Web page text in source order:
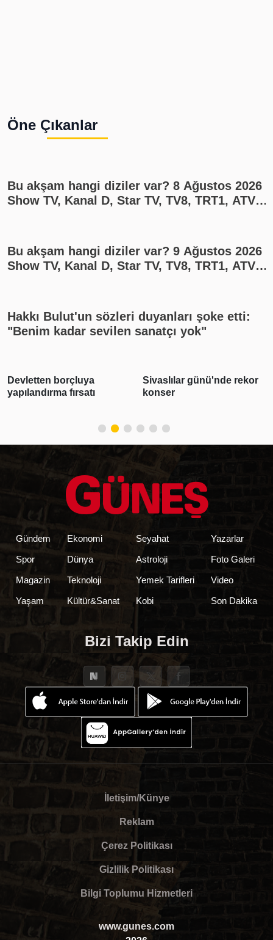
Öne Çıkanlar
Bu akşam hangi diziler var? 8 Ağustos 2026
Show TV, Kanal D, Star TV, TV8, TRT1, ATV
Bu akşam hangi diziler var? 9 Ağustos 2026
Show TV, Kanal D, Star TV, TV8, TRT1, ATV
Hakkı Bulut'un sözleri duyanları şoke etti:
"Benim kadar sevilen sanatçı yok"
Sivaslılar günü'nde rekor
konser
Genç fenomen
Gündem
Spor
Magazin
Yaşam
Ekonomi
Dünya
Teknoloji
Kültür&Sanat
Seyahat
Astroloji
Yemek Tarifleri
Kobi
Yazarlar
Foto Galeri
Video
Son Dakika
Bizi Takip Edin
İletişim/Künye
Reklam
Çerez Politikası
Gizlilik Politikası
Bilgi Toplumu Hizmetleri
www.gunes.com